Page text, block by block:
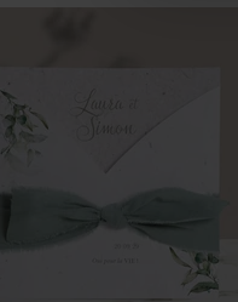
mariage autocollant simple